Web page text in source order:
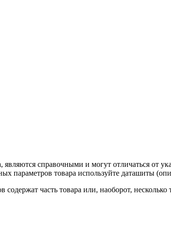
справочными и могут отличаться от
параметров товара используйте даташиты
часть товара или, наоборот,